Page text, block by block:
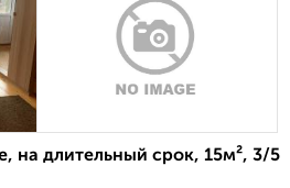
на длительный срок, 15м², 3/5